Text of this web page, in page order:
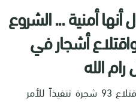
أمنية ... الشروع
أشجار في
الله
تجريف أراضي واقتلاع 93 شجرة تنفيذاً للأمر